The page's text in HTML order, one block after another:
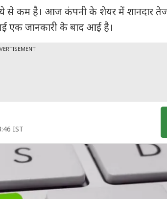
से कम है। आज कंपनी के शेयर में शानदार
एक जानकारी के बाद आई है।
IST